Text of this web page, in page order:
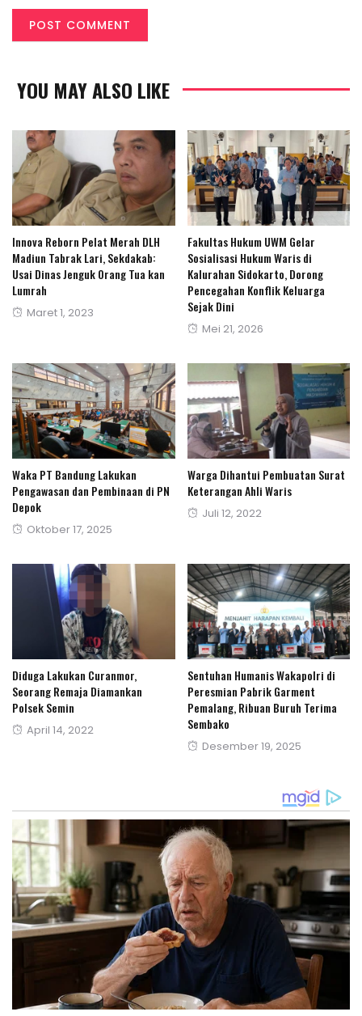
YOU MAY ALSO LIKE
Innova Reborn Pelat Merah DLH
Madiun Tabrak Lari, Sekdakab:
Usai Dinas Jenguk Orang Tua kan
Lumrah
Posted
Maret 1, 2023
Fakultas Hukum UWM Gelar
Sosialisasi Hukum Waris di
Kalurahan Sidokarto, Dorong
Pencegahan Konflik Keluarga
Sejak Dini
Posted
Mei 21, 2026
Waka PT Bandung Lakukan
Pengawasan dan Pembinaan di PN
Depok
Posted
Oktober 17, 2025
Warga Dihantui Pembuatan Surat
Keterangan Ahli Waris
Posted
Juli 12, 2022
Diduga Lakukan Curanmor,
Seorang Remaja Diamankan
Polsek Semin
Posted
April 14, 2022
Sentuhan Humanis Wakapolri di
Peresmian Pabrik Garment
Pemalang, Ribuan Buruh Terima
Sembako
Posted
Desember 19, 2025